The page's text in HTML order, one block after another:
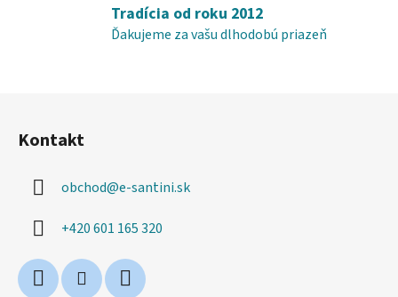
u
Tradícia od roku 2012
Ďakujeme za vašu dlhodobú priazeň
Kontakt
obchod@e-santini.sk
+420 601 165 320